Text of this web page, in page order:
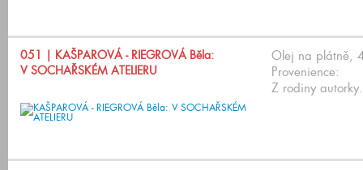
051 | KAŠPAROVÁ - RIEGROVÁ Běla:
V SOCHAŘSKÉM ATELIERU
Olej na plátně,
Provenience:
Z rodiny autorky.